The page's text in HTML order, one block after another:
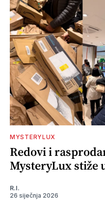
MYSTERYLUX
Redovi i
MysteryLux stiže
R.I.
26 siječnja 2026